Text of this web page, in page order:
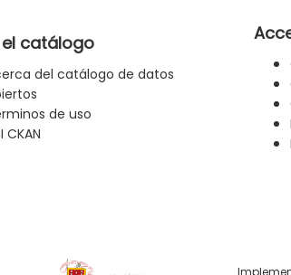
catálogo
del catálogo de datos
de uso
CKAN